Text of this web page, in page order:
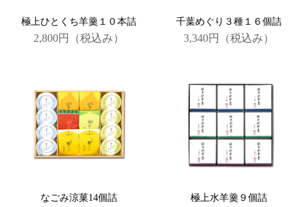
極上ひとくち羊羹１０本詰
2,800円 （税込み）
千葉めぐり３種１６個詰
3,340円 （税込み）
なごみ涼菓14個詰 極上水羊羹９個詰